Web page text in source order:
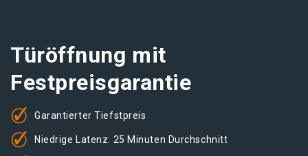
Türöffnung mit
Festpreisgarantie
Garantierter Tiefstpreis
Niedrige Latenz: 25 Minuten Durchschnitt